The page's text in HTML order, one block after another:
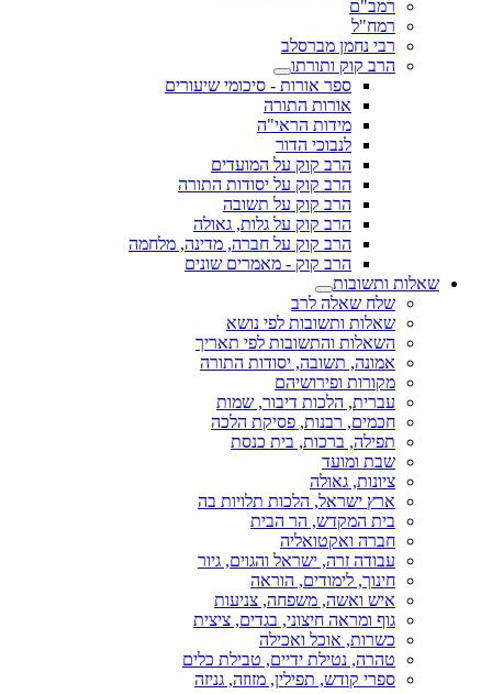
רמב"ם
רמח"ל
רבי נחמן מברסלב
הרב קוק ותורתו
ספר אורות - סיכומי שיעורים
אורות התורה
מידות הראי"ה
לנבוכי הדור
הרב קוק על המועדים
הרב קוק על יסודות התורה
הרב קוק על תשובה
הרב קוק על גלות, גאולה
הרב קוק על חברה, מדינה, מלחמה
הרב קוק - מאמרים שונים
שאלות ותשובות
שלח שאלה לרב
שאלות ותשובות לפי נושא
השאלות והתשובות לפי תאריך
אמונה, תשובה, יסודות התורה
מקורות ופירושיהם
עברית, הלכות דיבור, שמות
חכמים, רבנות, פסיקת הלכה
תפילה, ברכות, בית כנסת
שבת ומועד
ציונות, גאולה
ארץ ישראל, הלכות תלויות בה
בית המקדש, הר הבית
חברה ואקטואליה
עבודה זרה, ישראל והגוים, גיור
חינוך, לימודים, הוראה
איש ואשה, משפחה, צניעות
גוף ומראה חיצוני, בגדים, ציצית
כשרות, אוכל ואכילה
טהרה, נטילת ידיים, טבילת כלים
ספרי קודש, תפילין, מזוזה, גניזה